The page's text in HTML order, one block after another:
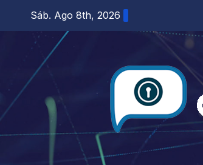
contenido
Sáb. Ago 8th, 2026